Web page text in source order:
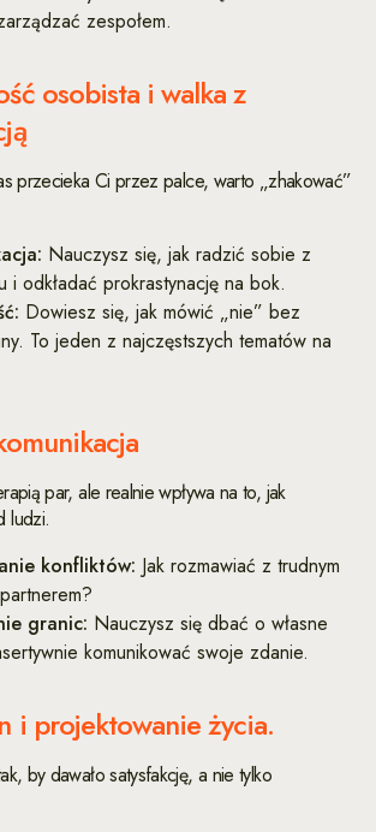
zespołem.
osobista i walka z
przecieka Ci przez palce, warto „zhakować”
Nauczysz się, jak radzić sobie z
i odkładać prokrastynację na bok.
Dowiesz się, jak mówić „nie” bez
To jeden z najczęstszych tematów na
par, ale realnie wpływa na to, jak
ludzi.
konfliktów: Jak rozmawiać z trudnym
granic: Nauczysz się dbać o własne
komunikować swoje zdanie.
i projektowanie życia.
by dawało satysfakcję, a nie tylko